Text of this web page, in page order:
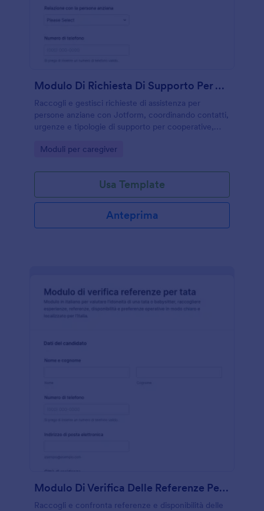
Modulo Di Richiesta Di Supporto Per Anziani
Raccogli e gestisci richieste di assistenza per
persone anziane con Jotform, coordinando contatti,
urgenze e tipologie di supporto per cooperative,
Go to Category:
Moduli per caregiver
Usa Template
Anteprima
Modulo Di Verifica Delle Referenze Per Babysitter
Raccogli e confronta referenze e disponibilità delle